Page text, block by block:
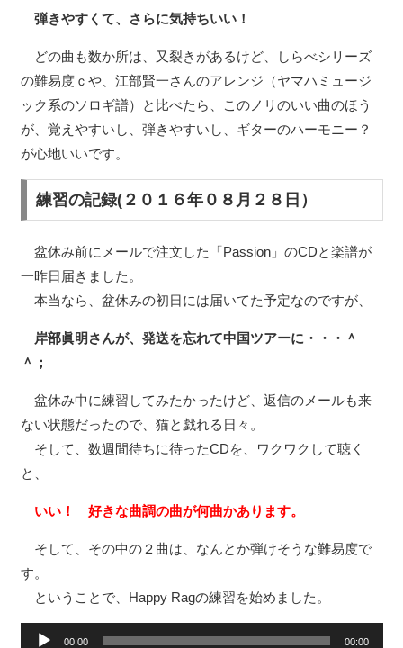
弾きやすくて、さらに気持ちいい！
どの曲も数か所は、又裂きがあるけど、しらべシリーズ
の難易度ｃや、江部賢一さんのアレンジ（ヤマハミュージ
ック系のソロギ譜）と比べたら、このノリのいい曲のほう
が、覚えやすいし、弾きやすいし、ギターのハーモニー？
が心地いいです。
練習の記録(２０１６年０８月２８日）
盆休み前にメールで注文した「Passion」のCDと楽譜が
一昨日届きました。
本当なら、盆休みの初日には届いてた予定なのですが、
岸部眞明さんが、発送を忘れて中国ツアーに・・・＾
＾；
盆休み中に練習してみたかったけど、返信のメールも来
ない状態だったので、猫と戯れる日々。
そして、数週間待ちに待ったCDを、ワクワクして聴く
と、
いい！ 好きな曲調の曲が何曲かあります。
そして、その中の２曲は、なんとか弾けそうな難易度で
す。
ということで、Happy Ragの練習を始めました。
00:00 00:00